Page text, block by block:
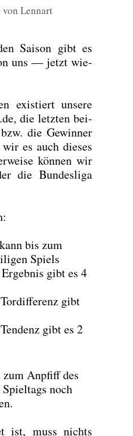
von Lennart
Sai­son gibt es
uns — jetzt wie­
exis­tiert unse­re
die letz­ten bei­
die Gewin­ner
es auch die­ses
kön­nen wir
die Bun­des­li­ga
bis zum
Spiels
gibt es 4
gibt
gibt es 2
Anpfiff des
noch
ist, muss nichts